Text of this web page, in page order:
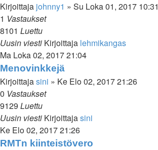
Kirjoittaja johnny1 » Su Loka 01, 2017 10:31
1 Vastaukset
8101 Luettu
Uusin viesti Kirjoittaja lehmikangas
Ma Loka 02, 2017 21:04
Menovinkkejä
Kirjoittajasini » Ke Elo 02, 2017 21:26
0 Vastaukset
9129 Luettu
Uusin viesti Kirjoittajasini
Ke Elo 02, 2017 21:26
RMTn kiinteistövero